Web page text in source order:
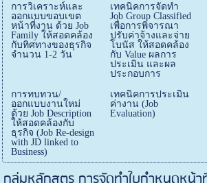
การวิเคราะห์และ
ออกแบบขอบเขต
หน้าที่งาน ด้วย Job
Family ให้สอดคล้อง
กับทิศทางของธุรกิจ
จำนวน 1-2 วัน
เทคนิคการจัดทำ
Job Group Classified
เพื่อการพิจารณา
ปรับค่าจ้างและจ่าย
โบนัส ให้สอดคล้อง
กับ Value ผลการ
ประเมิน และผล
ประกอบการ
การทบทวน/
ออกแบบงานใหม่
ด้วย Job Description
ให้สอดคล้องกับ
ธุรกิจ (Job Re-design
with JD linked to
Business)
เทคนิคการประเมิน
ค่างาน (Job
Evaluation)